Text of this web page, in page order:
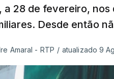
a 28 de fevereiro,
Desde então
Amaral - RTP / atualizado 9